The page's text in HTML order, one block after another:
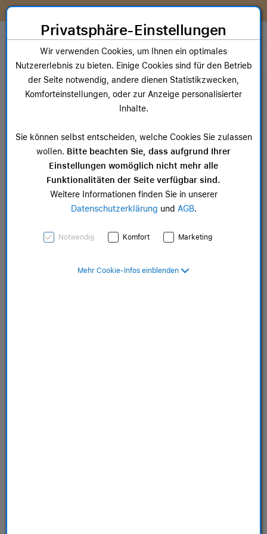
Zum Inhalt springen [AK + 0]
Zum Hauptmenü springen [AK + 1]
Zum Widget-Menü rechts springen [AK + 2]
Zum Hauptmenü springen [AK + 3]
Zum Hauptmenü (oben rechts) springen [AK + 4]
Zum Hauptmenü (unten rechts) springen [AK + 5]
Zum Hauptmenü (zentriert) springen [AK + 6]
Zum Meta-Menü oben (links) springen [AK + 7]
Zu den Inhalten im Fußbereich springen [AK + 8]
Store auswählen
Toggle navigation
Dein Warenkorb
Noch keine Artikel im Einkaufswagen.
Wir konnten
bedauerlicherweise keinen
Eintrag finden
Privatsphäre-Einstellungen
Wir verwenden Cookies, um Ihnen ein optimales
Nutzererlebnis zu bieten. Einige Cookies sind für den Betrieb
der Seite notwendig, andere dienen Statistikzwecken,
Komforteinstellungen, oder zur Anzeige personalisierter
Inhalte.
Sie können selbst entscheiden, welche Cookies Sie zulassen
wollen. Bitte beachten Sie, dass aufgrund Ihrer
Einstellungen womöglich nicht mehr alle
Funktionalitäten der Seite verfügbar sind.
Weitere Informationen finden Sie in unserer
Datenschutzerklärung und AGB.
Notwendig Komfort Marketing
Mehr Cookie-Infos einblenden